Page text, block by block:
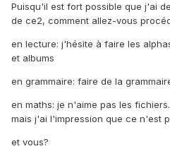
Puisqu'il est fort possible que j'ai
de ce2, comment allez-vous
en lecture: j'hésite à faire les
et albums
en grammaire: faire de la
en maths: je n'aime pas les
mais j'ai l'impression que ce n'est
et vous?